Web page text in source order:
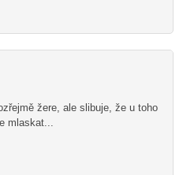
žere, ale slibuje, že u toho
mlaskat...